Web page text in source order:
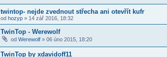
twintop- nejde zvednout střecha ani otevřít kufr
od hozyp » 14 zář 2016, 18:32
TwinTop - Werewolf
od Werewolf » 06 úno 2015, 18:20
TwinTop by xdavidoff11